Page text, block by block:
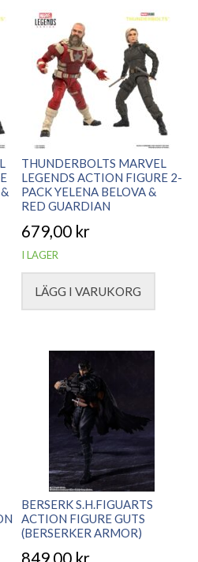
THUNDERBOLTS MARVEL
LEGENDS ACTION FIGURE 2-
PACK YELENA BELOVA &
RED GUARDIAN
679,00 kr
I LAGER
LÄGG I VARUKORG
BERSERK S.H.FIGUARTS
ACTION FIGURE GUTS
(BERSERKER ARMOR)
849,00 kr